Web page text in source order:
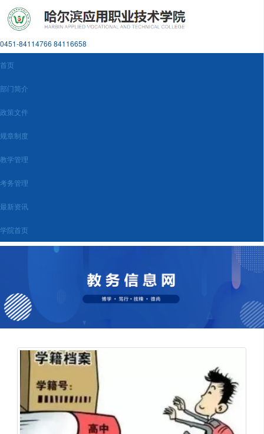
0451-84114766 84116658
首页
部门简介
政策文件
规章制度
教学管理
考务管理
最新资讯
学院首页